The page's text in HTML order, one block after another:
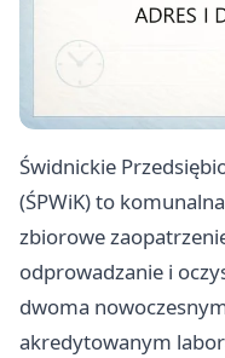
Świdnickie
(ŚPWiK) to
zbiorowe
odprowadzanie i
dwoma
akredytowanym